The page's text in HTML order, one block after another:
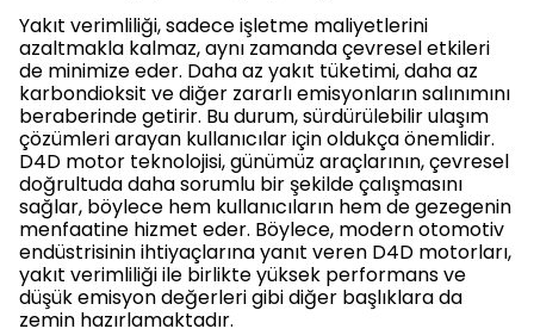
Yakıt verimliliği, sadece işletme maliyetlerini
azaltmakla kalmaz, aynı zamanda çevresel etkileri
de minimize eder. Daha az yakıt tüketimi, daha az
karbondioksit ve diğer zararlı emisyonların salınımını
beraberinde getirir. Bu durum, sürdürülebilir ulaşım
çözümleri arayan kullanıcılar için oldukça önemlidir.
D4D motor teknolojisi, günümüz araçlarının, çevresel
doğrultuda daha sorumlu bir şekilde çalışmasını
sağlar, böylece hem kullanıcıların hem de gezegenin
menfaatine hizmet eder. Böylece, modern otomotiv
endüstrisinin ihtiyaçlarına yanıt veren D4D motorları,
yakıt verimliliği ile birlikte yüksek performans ve
düşük emisyon değerleri gibi diğer başlıklara da
zemin hazırlamaktadır.